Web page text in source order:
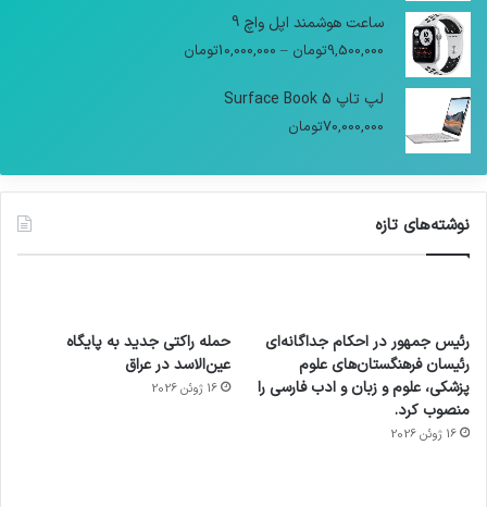
ساعت هوشمند اپل واچ 9
9,500,000تومان –
10,000,000تومان
لپ تاپ Surface Book 5
70,000,000تومان
نوشته‌های تازه
رئیس جمهور در احکام جداگانه‌ای
رئیسان فرهنگستان‌های علوم
پزشکی، علوم و زبان و ادب فارسی را
منصوب کرد.
16 ژوئن 2026
حمله راکتی جدید به پایگاه
عین‌الاسد در عراق
16 ژوئن 2026